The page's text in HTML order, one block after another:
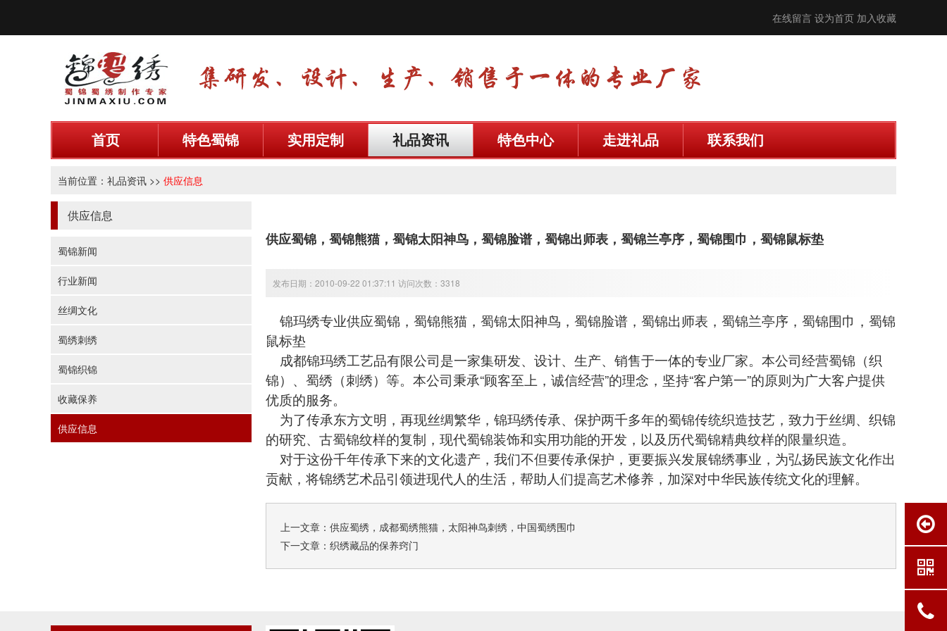
在线留言 设为首页 加入收藏
首页 特色蜀锦 实用定制 礼品资讯 特色中心 走进礼品 联系我们
当前位置： 礼品资讯 >> 供应信息
供应信息
蜀锦新闻
行业新闻
丝绸文化
蜀绣刺绣
蜀锦织锦
收藏保养
供应信息
供应蜀锦，蜀锦熊猫，蜀锦太阳神鸟，蜀锦脸谱，蜀锦出师表，蜀锦兰亭序，蜀锦围巾，蜀锦鼠标垫
发布日期：2010-09-22 01:37:11 访问次数：3318
锦玛绣专业供应蜀锦，蜀锦熊猫，蜀锦太阳神鸟，蜀锦脸谱，蜀锦出师表，蜀锦兰亭序，蜀锦围巾，蜀锦
鼠标垫
成都锦玛绣工艺品有限公司是一家集研发、设计、生产、销售于一体的专业厂家。本公司经营蜀锦（织
锦）、蜀绣（刺绣）等。本公司秉承“顾客至上，诚信经营”的理念，坚持“客户第一”的原则为广大客户提供
优质的服务。
为了传承东方文明，再现丝绸繁华，锦玛绣传承、保护两千多年的蜀锦传统织造技艺，致力于丝绸、织锦
的研究、古蜀锦纹样的复制，现代蜀锦装饰和实用功能的开发，以及历代蜀锦精典纹样的限量织造。
对于这份千年传承下来的文化遗产，我们不但要传承保护，更要振兴发展锦绣事业，为弘扬民族文化作出
贡献，将锦绣艺术品引领进现代人的生活，帮助人们提高艺术修养，加深对中华民族传统文化的理解。
上一文章： 供应蜀绣，成都蜀绣熊猫，太阳神鸟刺绣，中国蜀绣围巾
下一文章： 织绣藏品的保养窍门